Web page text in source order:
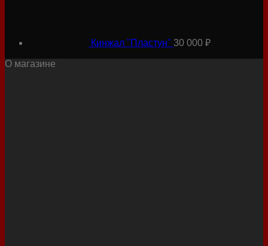
Кинжал "Пластун" 30 000 ₽
О магазине